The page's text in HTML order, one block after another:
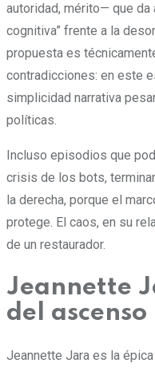
autoridad, mérito— que da
cognitiva” frente a la
propuesta es
contradicciones: en este
simplicidad narrativa
políticas.
Incluso episodios que
crisis de los bots,
la derecha, porque el
protege. El caos, en su
de un restaurador.
Jeannette
del ascenso
Jeannette Jara es la